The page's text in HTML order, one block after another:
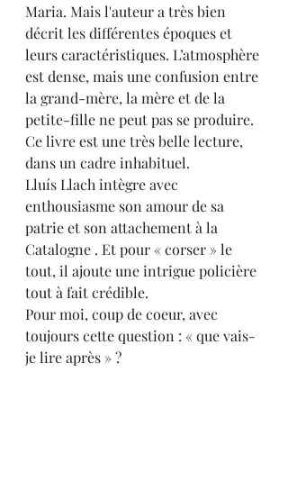
Maria. Mais l'auteur a très bien
décrit les différentes époques et
leurs caractéristiques. L’atmosphère
est dense, mais une confusion entre
la grand-mère, la mère et de la
petite-fille ne peut pas se produire.
Ce livre est une très belle lecture,
dans un cadre inhabituel.
Lluís Llach intègre avec
enthousiasme son amour de sa
patrie et son attachement à la
Catalogne . Et pour « corser » le
tout, il ajoute une intrigue policière
tout à fait crédible.
Pour moi, coup de coeur, avec
toujours cette question : « que vais-
je lire après » ?